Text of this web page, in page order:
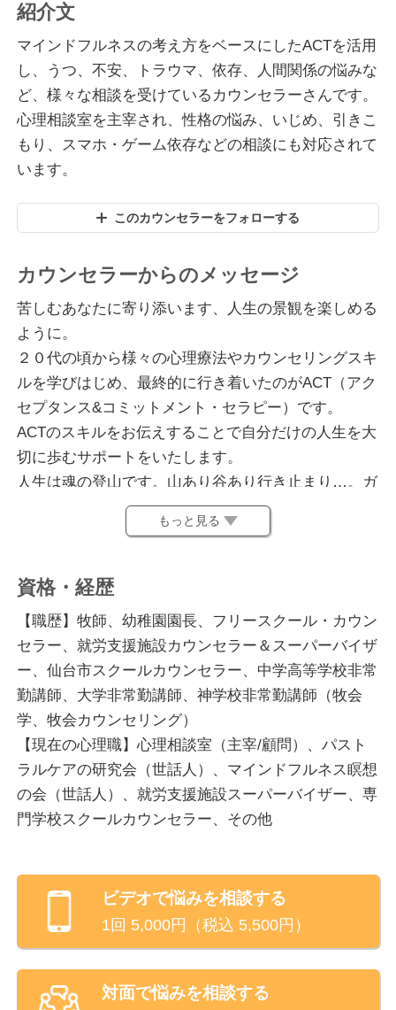
紹介文
マインドフルネスの考え方をベースにしたACTを活用
し、うつ、不安、トラウマ、依存、人間関係の悩みな
ど、様々な相談を受けているカウンセラーさんです。
心理相談室を主宰され、性格の悩み、いじめ、引きこ
もり、スマホ・ゲーム依存などの相談にも対応されて
います。
このカウンセラーをフォローする
カウンセラーからのメッセージ
苦しむあなたに寄り添います、人生の景観を楽しめる
ように。
２０代の頃から様々の心理療法やカウンセリングスキ
ルを学びはじめ、最終的に行き着いたのがACT（アク
セプタンス&コミットメント・セラピー）です。
ACTのスキルをお伝えすることで自分だけの人生を大
切に歩むサポートをいたします。
人生は魂の登山です。山あり谷あり行き止まり…。ガ
イド役として必ずあなたの後ろにいます。途中であき
らめず、人生の景観を楽しめるようになりませんか。
もっと見る
資格・経歴
【職歴】牧師、幼稚園園長、フリースクール・カウン
セラー、就労支援施設カウンセラー＆スーパーバイザ
ー、仙台市スクールカウンセラー、中学高等学校非常
勤講師、大学非常勤講師、神学校非常勤講師（牧会
学、牧会カウンセリング）
【現在の心理職】心理相談室（主宰/顧問）、パスト
ラルケアの研究会（世話人）、マインドフルネス瞑想
の会（世話人）、就労支援施設スーパーバイザー、専
門学校スクールカウンセラー、その他
ビデオで悩みを相談する
1回 5,000円（税込 5,500円）
対面で悩みを相談する